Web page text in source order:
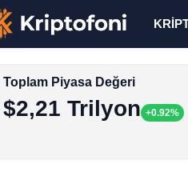
Toplam Piyasa Değeri
$2,21 Trilyon +0.92%